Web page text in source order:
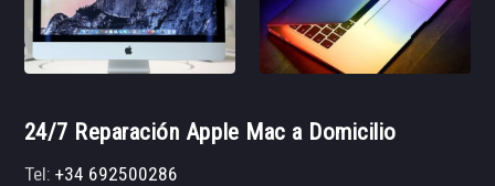
24/7 Reparación Apple Mac a Domicilio
Tel:+34 692500286